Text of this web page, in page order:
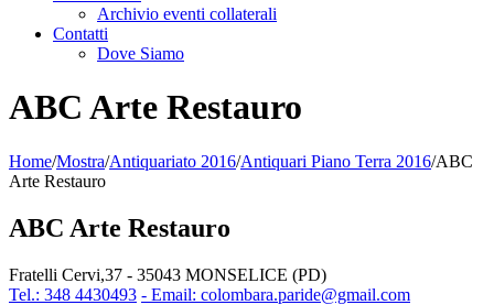
Archivio eventi collaterali
Contatti
Dove Siamo
ABC Arte Restauro
Home/Mostra/Antiquariato 2016/Antiquari Piano Terra 2016/ABC
Arte Restauro
ABC Arte Restauro
Fratelli Cervi,37 - 35043 MONSELICE (PD)
Tel.: 348 4430493 - Email: colombara.paride@gmail.com